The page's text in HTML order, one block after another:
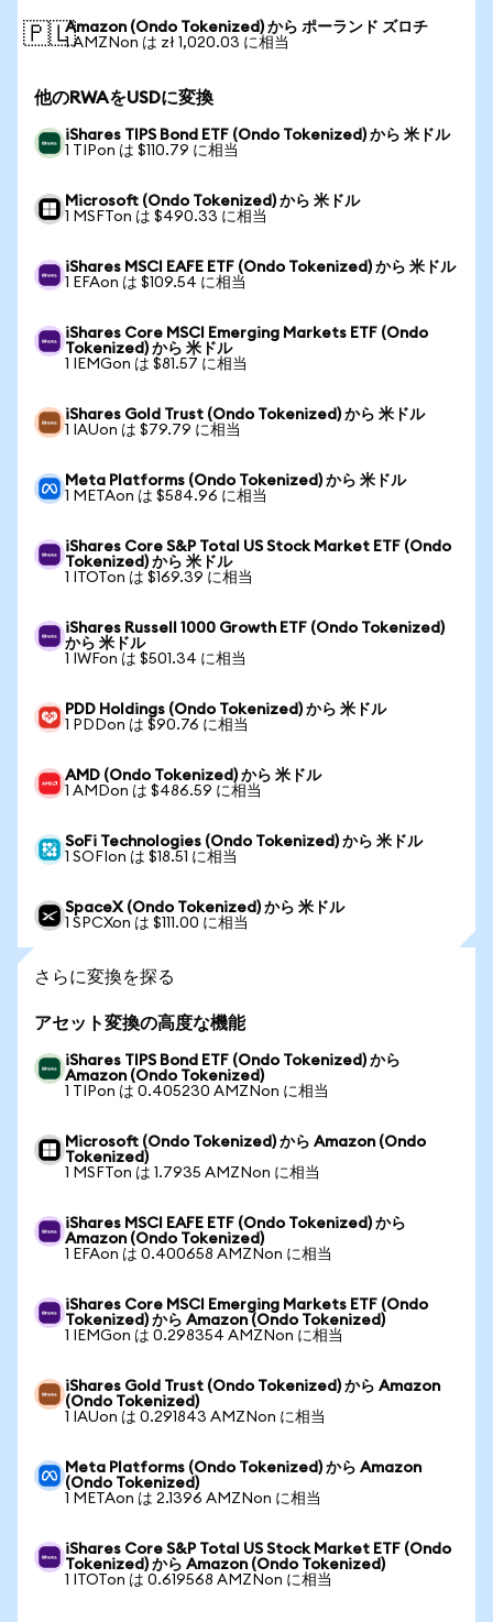
🇵🇱Amazon (Ondo Tokenized) から ポーランド ズロチ
1 AMZNon は zł 1,020.03 に相当
他のRWAをUSDに変換
iShares TIPS Bond ETF (Ondo Tokenized) から 米ドル
1 TIPon は $110.79 に相当
Microsoft (Ondo Tokenized) から 米ドル
1 MSFTon は $490.33 に相当
iShares MSCI EAFE ETF (Ondo Tokenized) から 米ドル
1 EFAon は $109.54 に相当
iShares Core MSCI Emerging Markets ETF (Ondo
Tokenized) から 米ドル
1 IEMGon は $81.57 に相当
iShares Gold Trust (Ondo Tokenized) から 米ドル
1 IAUon は $79.79 に相当
Meta Platforms (Ondo Tokenized) から 米ドル
1 METAon は $584.96 に相当
iShares Core S&P Total US Stock Market ETF (Ondo
Tokenized) から 米ドル
1 ITOTon は $169.39 に相当
iShares Russell 1000 Growth ETF (Ondo Tokenized)
から 米ドル
1 IWFon は $501.34 に相当
PDD Holdings (Ondo Tokenized) から 米ドル
1 PDDon は $90.76 に相当
AMD (Ondo Tokenized) から 米ドル
1 AMDon は $486.59 に相当
SoFi Technologies (Ondo Tokenized) から 米ドル
1 SOFIon は $18.51 に相当
SpaceX (Ondo Tokenized) から 米ドル
1 SPCXon は $111.00 に相当
さらに変換を探る
アセット変換の高度な機能
iShares TIPS Bond ETF (Ondo Tokenized) から
Amazon (Ondo Tokenized)
1 TIPon は 0.405230 AMZNon に相当
Microsoft (Ondo Tokenized) から Amazon (Ondo
Tokenized)
1 MSFTon は 1.7935 AMZNon に相当
iShares MSCI EAFE ETF (Ondo Tokenized) から
Amazon (Ondo Tokenized)
1 EFAon は 0.400658 AMZNon に相当
iShares Core MSCI Emerging Markets ETF (Ondo
Tokenized) から Amazon (Ondo Tokenized)
1 IEMGon は 0.298354 AMZNon に相当
iShares Gold Trust (Ondo Tokenized) から Amazon
(Ondo Tokenized)
1 IAUon は 0.291843 AMZNon に相当
Meta Platforms (Ondo Tokenized) から Amazon
(Ondo Tokenized)
1 METAon は 2.1396 AMZNon に相当
iShares Core S&P Total US Stock Market ETF (Ondo
Tokenized) から Amazon (Ondo Tokenized)
1 ITOTon は 0.619568 AMZNon に相当